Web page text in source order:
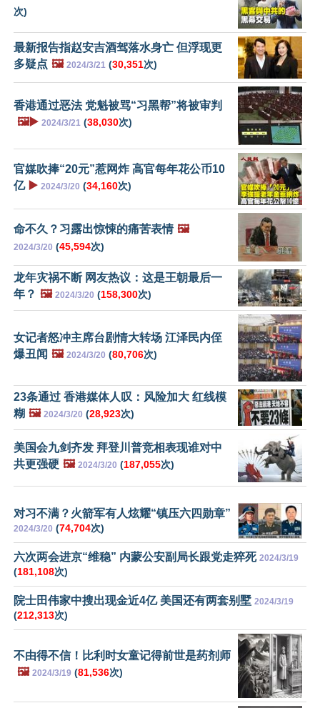
次)
最新报告指赵安吉酒驾落水身亡 但浮现更
多疑点 🖼️ 2024/3/21 (30,351次)
香港通过恶法 党魁被骂“习黑帮”将被审判
🖼️▶️ 2024/3/21 (38,030次)
官媒吹捧“20元”惹网炸 高官每年花公币10
亿 ▶️ 2024/3/20 (34,160次)
命不久？习露出惊悚的痛苦表情 🖼️
2024/3/20 (45,594次)
龙年灾祸不断 网友热议：这是王朝最后一
年？ 🖼️ 2024/3/20 (158,300次)
女记者怒冲主席台剧情大转场 江泽民内侄
爆丑闻 🖼️ 2024/3/20 (80,706次)
23条通过 香港媒体人叹：风险加大 红线模
糊 🖼️ 2024/3/20 (28,923次)
美国会九剑齐发 拜登川普竞相表现谁对中
共更强硬 🖼️ 2024/3/20 (187,055次)
对习不满？火箭军有人炫耀“镇压六四勋章”
2024/3/20 (74,704次)
六次两会进京“维稳” 内蒙公安副局长跟党走猝死 2024/3/19
(181,108次)
院士田伟家中搜出现金近4亿 美国还有两套别墅 2024/3/19
(212,313次)
不由得不信！比利时女童记得前世是药剂师
🖼️ 2024/3/19 (81,536次)